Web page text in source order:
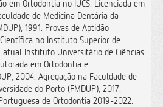
em Ortodontia no IUCS. Licenciada em
de Medicina Dentária da
1991. Provas de Aptidão
Científica no Instituto Superior de
atual Instituto Universitário de Ciências
em Ortodontia e
2004. Agregação na Faculdade de
do Porto (FMDUP), 2017.
de Ortodontia 2019-2022.